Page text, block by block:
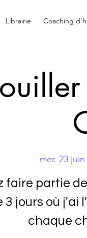
Librairie Coaching
mer. 23 juin
faire partie
3 jours où j'ai
chaque